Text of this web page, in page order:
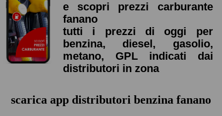
e scopri prezzi carburante
fanano
tutti i prezzi di oggi per
benzina, diesel, gasolio,
metano, GPL indicati dai
distributori in zona
scarica app distributori benzina fanano